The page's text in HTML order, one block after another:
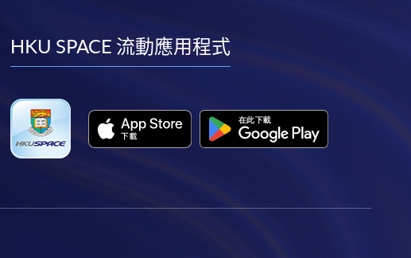
facebook
youtube
linkedininstagram
HKU SPACE 流動應用程式